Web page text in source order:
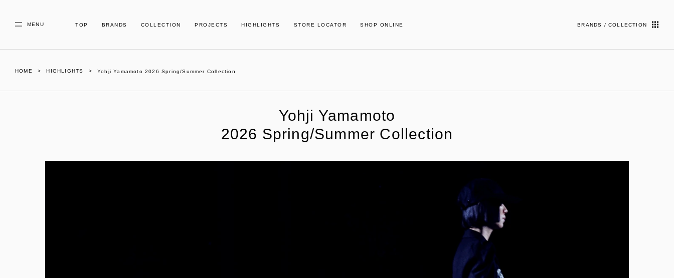
MENU TOP BRANDS COLLECTION PROJECTS HIGHLIGHTS STORE LOCATOR SHOP ONLINE BRANDS / COLLECTION
HOME HIGHLIGHTS Yohji Yamamoto 2026 Spring/Summer Collection
Yohji Yamamoto
2026 Spring/Summer Collection